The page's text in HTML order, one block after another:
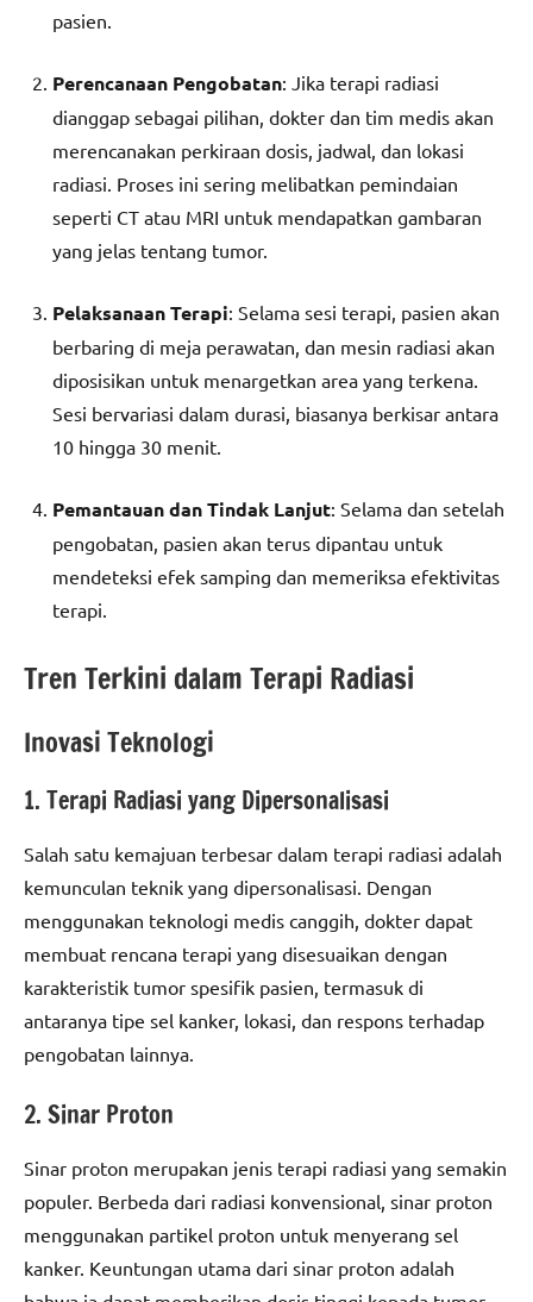
pasien.
Perencanaan Pengobatan: Jika terapi radiasi
dianggap sebagai pilihan, dokter dan tim medis akan
merencanakan perkiraan dosis, jadwal, dan lokasi
radiasi. Proses ini sering melibatkan pemindaian
seperti CT atau MRI untuk mendapatkan gambaran
yang jelas tentang tumor.
Pelaksanaan Terapi: Selama sesi terapi, pasien akan
berbaring di meja perawatan, dan mesin radiasi akan
diposisikan untuk menargetkan area yang terkena.
Sesi bervariasi dalam durasi, biasanya berkisar antara
10 hingga 30 menit.
Pemantauan dan Tindak Lanjut: Selama dan setelah
pengobatan, pasien akan terus dipantau untuk
mendeteksi efek samping dan memeriksa efektivitas
terapi.
Tren Terkini dalam Terapi Radiasi
Inovasi Teknologi
1. Terapi Radiasi yang Dipersonalisasi
Salah satu kemajuan terbesar dalam terapi radiasi adalah
kemunculan teknik yang dipersonalisasi. Dengan
menggunakan teknologi medis canggih, dokter dapat
membuat rencana terapi yang disesuaikan dengan
karakteristik tumor spesifik pasien, termasuk di
antaranya tipe sel kanker, lokasi, dan respons terhadap
pengobatan lainnya.
2. Sinar Proton
Sinar proton merupakan jenis terapi radiasi yang semakin
populer. Berbeda dari radiasi konvensional, sinar proton
menggunakan partikel proton untuk menyerang sel
kanker. Keuntungan utama dari sinar proton adalah